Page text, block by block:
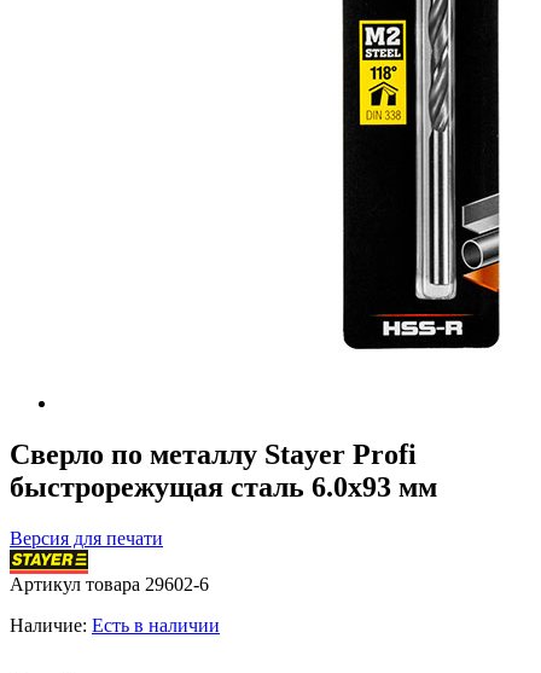
Сверло по металлу Stayer Profi
быстрорежущая сталь 6.0х93 мм
Версия для печати
Артикул товара 29602-6
Наличие: Есть в наличии